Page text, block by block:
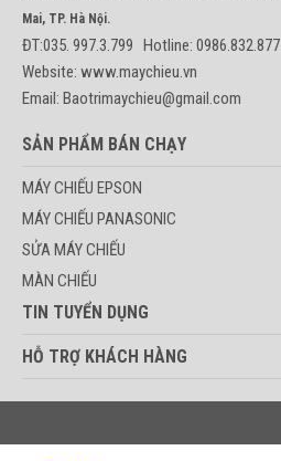
Mai, TP. Hà Nội.
ĐT:035. 997.3.799 Hotline: 0986.832.877
Website: www.maychieu.vn
Email: Baotrimaychieu@gmail.com
SẢN PHẨM BÁN CHẠY
MÁY CHIẾU EPSON
MÁY CHIẾU PANASONIC
SỬA MÁY CHIẾU
MÀN CHIẾU
TIN TUYỂN DỤNG
HỖ TRỢ KHÁCH HÀNG